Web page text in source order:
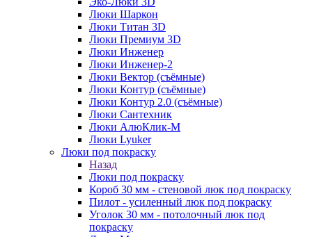
Люки Шаркон
Люки Титан 3D
Люки Премиум 3D
Люки Инженер
Люки Инженер-2
Люки Вектор (съёмные)
Люки Контур (съёмные)
Люки Контур 2.0 (съёмные)
Люки Сантехник
Люки АлюКлик-М
Люки Lyuker
Люки под покраску
Назад
Люки под покраску
Короб 30 мм - стеновой люк под покраску
Пилот - усиленный люк под покраску
Уголок 30 мм - потолочный люк под
покраску